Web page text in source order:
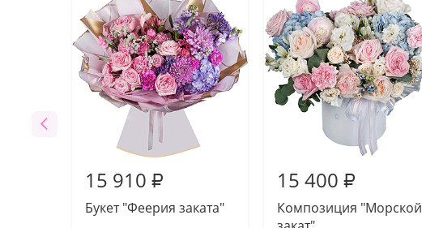
15 910 ₽
Букет "Феерия заката"
15 400 ₽
Композиция "Морской